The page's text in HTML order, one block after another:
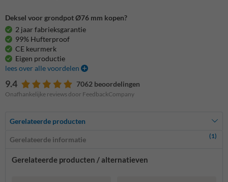
Deksel voor grondpot Ø76 mm kopen?
2 jaar fabrieksgarantie
99% Hufterproof
CE keurmerk
Eigen productie
lees over alle voordelen
9.4 7062 beoordelingen
Onafhankelijke reviews door FeedbackCompany
Gerelateerde producten
Gerelateerde informatie (1)
Gerelateerde producten / alternatieven